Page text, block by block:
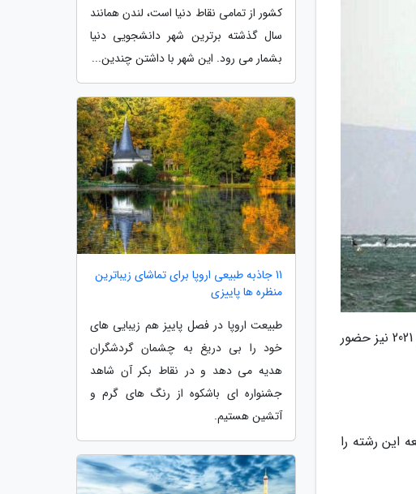
همچنین فدراسیون جهانی بادبانی اعلام کرده که این رشته قرار است در مسابقات قهرمانی جوانان جهان در سال 2021 نیز حضور
برای توسعه این رشته را
کشور از تمامی نقاط دنیا است، لندن همانند
سال گذشته برترین شهر دانشجویی دنیا
بشمار می رود. این شهر با داشتن چندین...
11 جاذبه طبیعی اروپا برای تماشای زیباترین
منظره ها پاییزی
طبیعت اروپا در فصل پاییز هم زیبایی های
خود را بی دریغ به چشمان گردشگران
هدیه می دهد و در نقاط بکر آن شاهد
جشنواره ای باشکوه از رنگ های گرم و
آتشین هستیم.